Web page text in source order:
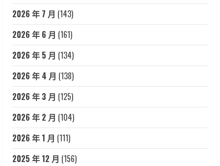
2026 年 7 月 (143)
2026 年 6 月 (161)
2026 年 5 月 (134)
2026 年 4 月 (138)
2026 年 3 月 (125)
2026 年 2 月 (104)
2026 年 1 月 (111)
2025 年 12 月 (156)